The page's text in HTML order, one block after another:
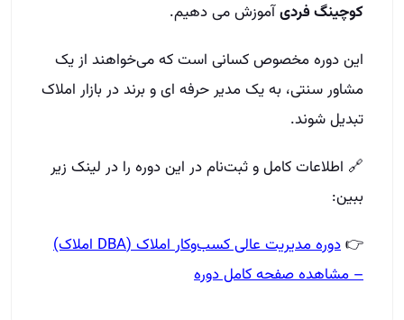
کوچینگ فردیآموزش می‌ دهیم.
این دوره مخصوص کسانی است که می‌خواهند از یک
مشاور سنتی، به یک مدیر حرفه‌ ای و برند در بازار املاک
تبدیل شوند.
🔗 اطلاعات کامل و ثبت‌نام در این دوره را در لینک زیر
ببین:
👉
دوره مدیریت عالی کسب‌وکار املاک (DBA املاک)
– مشاهده صفحه کامل دوره